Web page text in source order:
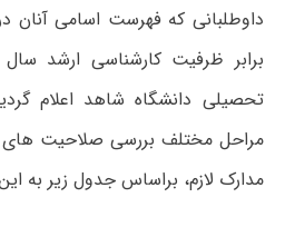
داوطلبانی که فهرست اسامی آنان
تحصیلی دانشگاه شاهد اعلام
مراحل مختلف بررسی صلاحیت
مدارک لازم، براساس جدول زیر به